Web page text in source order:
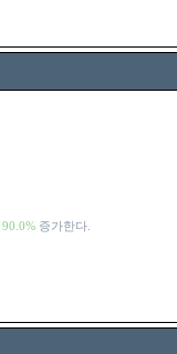
90.0% 증가한다.